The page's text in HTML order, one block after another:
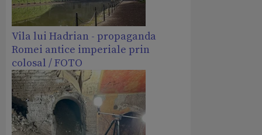
Vila lui Hadrian - propaganda
Romei antice imperiale prin
colosal / FOTO